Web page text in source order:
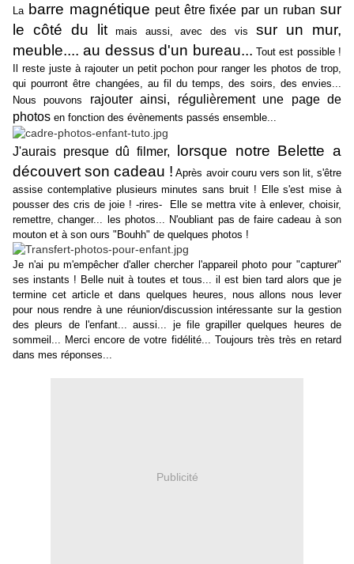
La barre magnétique peut être fixée par un rubansur
le côté du litmais aussi, avec des vissur un mur,
meuble.... au dessus d'un bureau... Tout est possible !
Il reste juste à rajouter un petit pochon pour ranger les photos de trop,
qui pourront être changées, au fil du temps, des soirs, des envies...
Nous pouvons rajouter ainsi, régulièrement une page de
photos en fonction des évènements passés ensemble...
J'aurais presque dû filmer,
lorsque notre Belette a
découvert son cadeau ! Après avoir couru vers son lit, s'être
assise contemplative plusieurs minutes sans bruit ! Elle s'est mise à
pousser des cris de joie ! -rires- Elle se mettra vite à enlever, choisir,
remettre, changer... les photos... N'oubliant pas de faire cadeau à son
mouton et à son ours "Bouhh" de quelques photos !
Je n'ai pu m'empêcher d'aller chercher l'appareil photo pour "capturer"
ses instants ! Belle nuit à toutes et tous... il est bien tard alors que je
termine cet article et dans quelques heures, nous allons nous lever
pour nous rendre à une réunion/discussion intéressante sur la gestion
des pleurs de l'enfant... aussi... je file grapiller quelques heures de
sommeil... Merci encore de votre fidélité... Toujours très très en retard
dans mes réponses...
Publicité